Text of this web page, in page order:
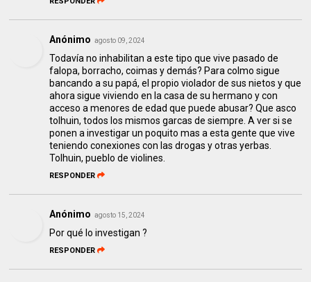
Anónimo agosto 09, 2024
Todavía no inhabilitan a este tipo que vive pasado de
falopa, borracho, coimas y demás? Para colmo sigue
bancando a su papá, el propio violador de sus nietos y que
ahora sigue viviendo en la casa de su hermano y con
acceso a menores de edad que puede abusar? Que asco
tolhuin, todos los mismos garcas de siempre. A ver si se
ponen a investigar un poquito mas a esta gente que vive
teniendo conexiones con las drogas y otras yerbas.
Tolhuin, pueblo de violines.
RESPONDER
Anónimo agosto 15, 2024
Por qué lo investigan ?
RESPONDER